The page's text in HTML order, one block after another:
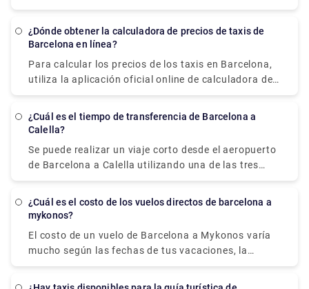
también son una opción fantástica para moverse
opción, especialmente en barrios antiguos como Las
viajar más lejos, evite alquilar un automóvil. El
metro, los autobuses, los trenes, los funiculares y
y los billetes son válidos en todos los medios de
transporte.
¿Dónde obtener la calculadora de precios de taxis de
Barcelona en línea?
Para calcular los precios de los taxis en Barcelona,
utiliza la aplicación oficial online de calculadora de
taxis de Barcelona. Estima el coste de un viaje en
tráfico en la región metropolitana utilizando los
¿Cuál es el tiempo de transferencia de Barcelona a
Calella?
Se puede realizar un viaje corto desde el aeropuerto
de Barcelona a Calella utilizando una de las tres
opciones: tren, autobús o taxi (transbordo). Si
dura 1 hora y 11 minutos y cuesta 4,9 EUR. El viaje
EUR. Puedes ir de Barcelona a Calella en 50 minutos
en taxi o transfer, pero te costará al menos 130
kilómetros (o 52 kilómetros al centro de Barcelona).
¿Cuál es el costo de los vuelos directos de barcelona a
mykonos?
El costo de un vuelo de Barcelona a Mykonos varía
mucho según las fechas de tus vacaciones, la
temporada y los días festivos locales. Sin embargo,